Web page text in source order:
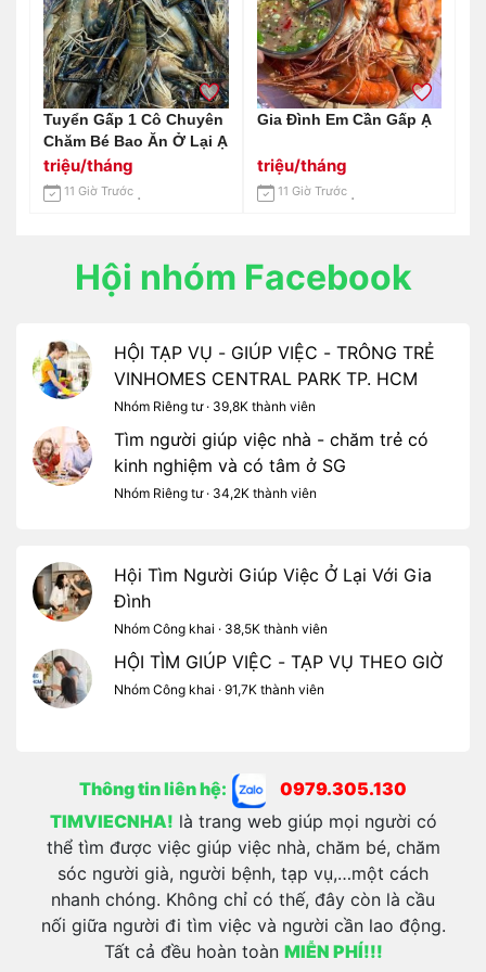
Tuyển Gấp 1 Cô Chuyên
Chăm Bé Bao Ăn Ở Lại Ạ
triệu/tháng
11 Giờ Trước
Gia Đình Em Cần Gấp Ạ
triệu/tháng
11 Giờ Trước
Hội nhóm Facebook
HỘI TẠP VỤ - GIÚP VIỆC - TRÔNG TRẺ
VINHOMES CENTRAL PARK TP. HCM
Nhóm Riêng tư · 39,8K thành viên
Tìm người giúp việc nhà - chăm trẻ có
kinh nghiệm và có tâm ở SG
Nhóm Riêng tư · 34,2K thành viên
Hội Tìm Người Giúp Việc Ở Lại Với Gia
Đình
Nhóm Công khai · 38,5K thành viên
HỘI TÌM GIÚP VIỆC - TẠP VỤ THEO GIỜ
Nhóm Công khai · 91,7K thành viên
Thông tin liên hệ:
0979.305.130
TIMVIECNHA! là trang web giúp mọi người có
thể tìm được việc giúp việc nhà, chăm bé, chăm
sóc người già, người bệnh, tạp vụ,…một cách
nhanh chóng. Không chỉ có thế, đây còn là cầu
nối giữa người đi tìm việc và người cần lao động.
Tất cả đều hoàn toàn MIỄN PHÍ!!!